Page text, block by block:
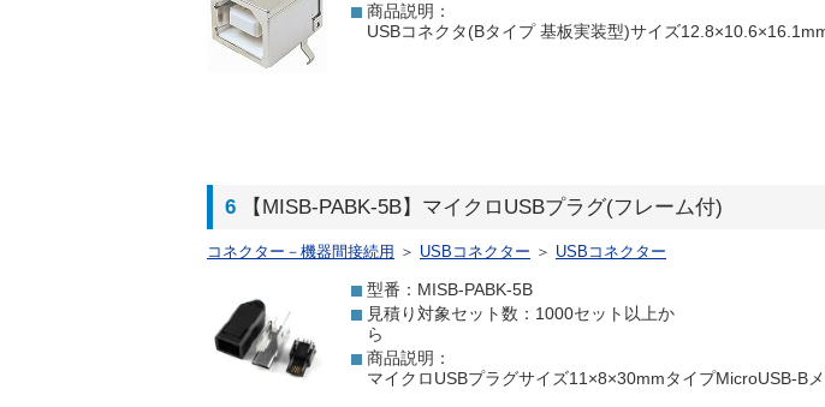
商品説明：
USBコネクタ(Bタイプ 基板実装型)サイズ
6 【MISB-PABK-5B】マイクロUSBプラグ(フレーム付)
コネクター－機器間接続用 ＞ USBコネクター ＞ USBコネクター
型番：MISB-PABK-5B
見積り対象セット数：1000セット以上か
ら
商品説明：
マイクロUSBプラグサイズ11×8×30mmタイプMicroUSB-B